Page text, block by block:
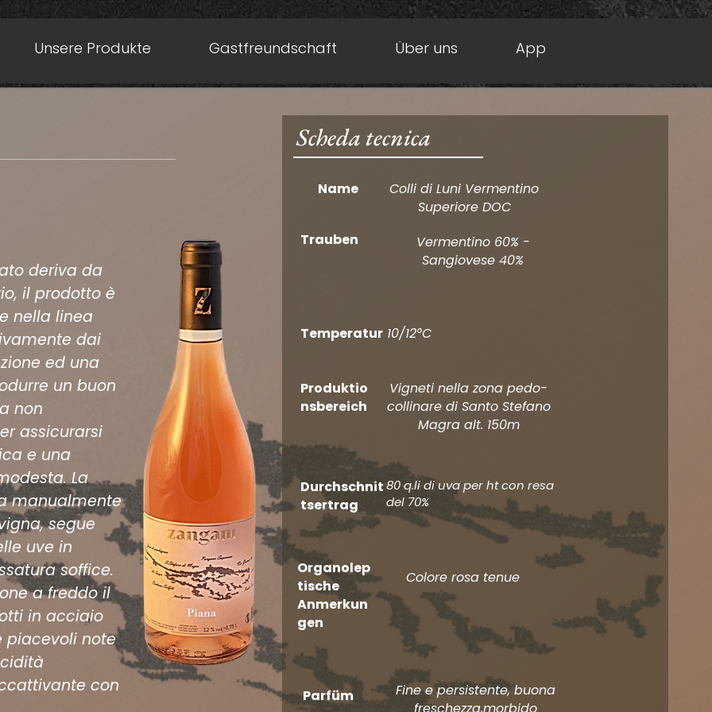
Unsere Produkte Gastfreundschaft Über uns App
deriva da
il prodotto è
nella linea
dai
ed una
un buon
non
assicurarsi
e una
La
manualmente
segue
uve in
soffice.
a freddo il
in acciaio
piacevoli note
con
Scheda tecnica
Name
Colli di Luni Vermentino
Superiore DOC
Trauben
Vermentino 60% -
Sangiovese 40%
Temperatur 10/12°C
Produktio
nsbereich
Vigneti nella zona pedo-
collinare di Santo Stefano
Magra alt. 150m
Durchschnit
tsertrag
80 q.li di uva per ht con resa
del 70%
Organolep
tische
Anmerkun
gen
Colore rosa tenue
Parfüm
Fine e persistente, buona